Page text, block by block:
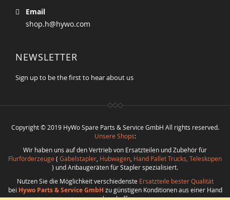
Email
shop.h@hywo.com
NEWSLETTER
Sign up to be the first to hear about us
Copyright © 2019 HyWo Spare Parts & Service GmbH All rights reserved.
Unsere Shops:
Wir haben uns auf den Vertrieb von Ersatzteilen und Zubehör für
Flurförderzeuge ( Gabelstapler Hubwagen Hand Pallet Trucks, Teleskopen
) und Anbaugeräten für Stapler spezialisiert.
Nutzen Sie die Möglichkeit verschiedenste Ersatzteile bester Qualität
bei Hywo Parts & Service GmbH zu günstigen Konditionen aus einer Hand